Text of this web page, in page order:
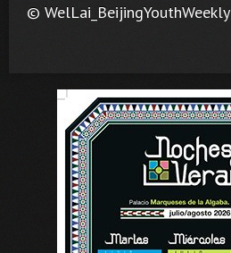
© WelLai_BeijingYouthWeekly